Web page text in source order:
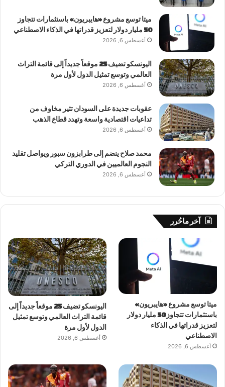
ميتا توسع مشروع «هايبريون» باستثمارات تتجاوز
50 مليار دولار لتعزيز قدراتها في الذكاء الاصطناعي
أغسطس 6, 2026
اليونسكو تضيف 25 موقعاً جديداً إلى قائمة التراث
العالمي وتوسع تمثيل الدول لأول مرة
أغسطس 6, 2026
عقوبات جديدة على السودان تثير مخاوف من
تداعيات اقتصادية واسعة وتهدد قطاع الذهب
أغسطس 6, 2026
محمد صلاح ينضم إلى طرابزون سبور ويواصل تقليد
النجوم العالميين في الدوري التركي
أغسطس 6, 2026
آخر ماحُرر
ميتا توسع مشروع «هايبريون»
باستثمارات تتجاوز 50 مليار دولار
لتعزيز قدراتها في الذكاء
الاصطناعي
أغسطس 6, 2026
اليونسكو تضيف 25 موقعاً جديداً إلى
قائمة التراث العالمي وتوسع تمثيل
الدول لأول مرة
أغسطس 6, 2026